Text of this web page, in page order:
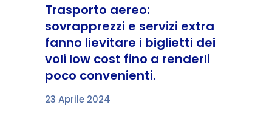
Trasporto aereo:
sovrapprezzi e servizi extra
fanno lievitare i biglietti dei
voli low cost fino a renderli
poco convenienti.
23 Aprile 2024